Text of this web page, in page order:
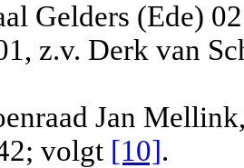
Gelders (Ede)
z.v. Derk van
Jan
; volgt [10].